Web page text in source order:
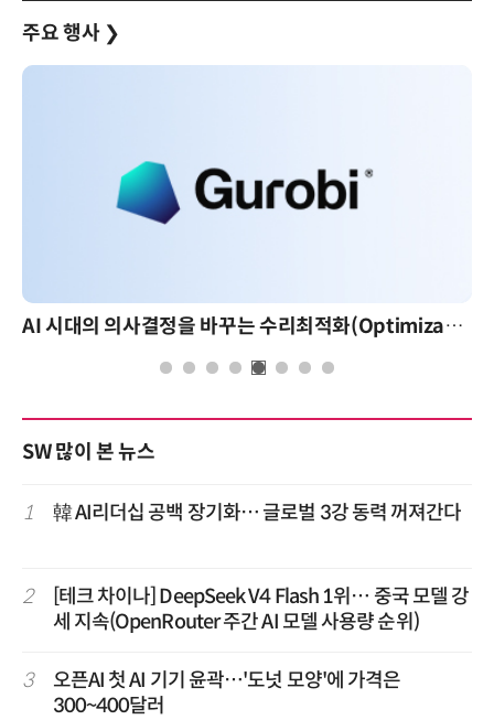
주요 행사 ❯
AI 시대의 의사결정을 바꾸는 수리최적화(Optimization): 실제 산업 적용 사례와 활용 전략
SW 많이 본 뉴스
1 韓 AI리더십 공백 장기화… 글로벌 3강 동력 꺼져간다
2
[테크 차이나] DeepSeek V4 Flash 1위… 중국 모델 강
세 지속(OpenRouter 주간 AI 모델 사용량 순위)
3
오픈AI 첫 AI 기기 윤곽…'도넛 모양'에 가격은
300~400달러